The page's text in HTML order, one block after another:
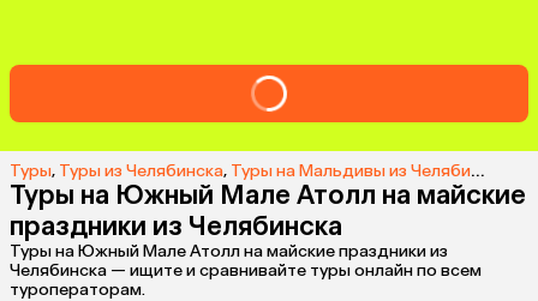
Туры, Туры из Челябинска, Туры на Мальдивы из Челябинска
Туры на Южный Мале Атолл на майские
праздники из Челябинска
Туры на Южный Мале Атолл на майские праздники из
Челябинска — ищите и сравнивайте туры онлайн по всем
туроператорам.